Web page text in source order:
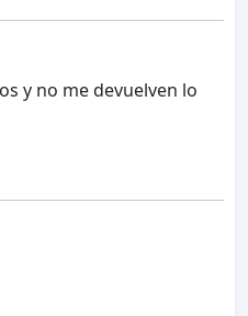
y no me devuelven lo